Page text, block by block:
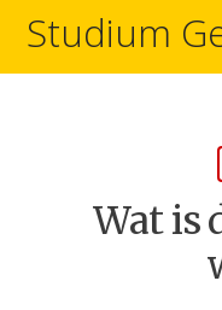
Studium
Wat is